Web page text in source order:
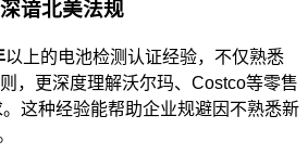
谙北美法规
以上的电池检测认证经验，不仅熟悉
，更深度理解沃尔玛、Costco等零售
这种经验能帮助企业规避因不熟悉新